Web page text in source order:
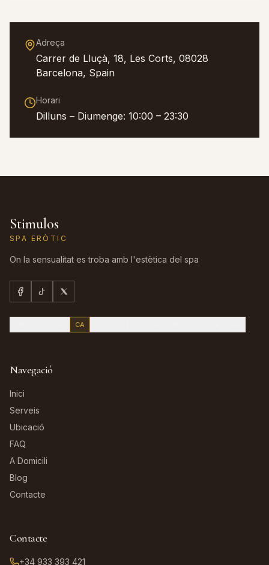
Adreça
Carrer de Lluçà, 18, Les Corts, 08028
Barcelona, Spain
Horari
Dilluns – Diumenge: 10:00 – 23:30
Stimulos
SPA ERÒTIC
On la sensualitat es troba amb l'estètica del spa
CA
Navegació
Inici
Serveis
Ubicació
FAQ
A Domicili
Blog
Contacte
Contacte
+34 933 393 421